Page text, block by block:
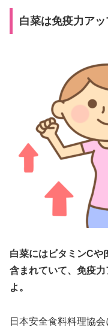
白菜は免疫力ア
白菜にはビタミンCや
含まれていて、免疫
よ。
日本安全食料料理協